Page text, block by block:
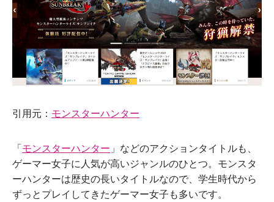
引用元： モンスターハンター
「モンスターハンター 」などのアクションタイトルも、
ゲーマー女子に人気が高いジャンルのひとつ。モンスタ
ーハンターは歴史の長いタイトルなので、学生時代から
ずっとプレイしてきたゲーマー女子も多いです。